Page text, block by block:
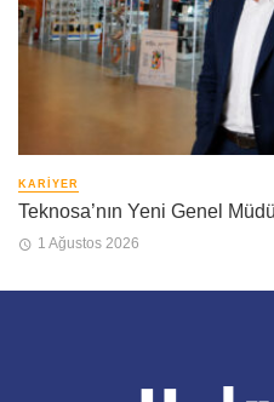
KARIYER
Teknosa’nın Yeni Genel
1 Ağustos 2026